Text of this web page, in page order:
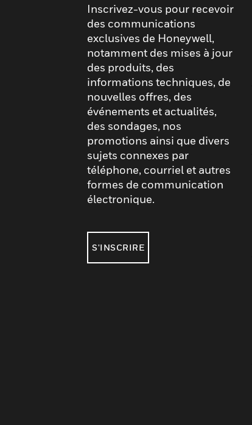
Inscrivez-vous pour recevoir
des communications
exclusives de Honeywell,
notamment des mises à jour
des produits, des
informations techniques, de
nouvelles offres, des
événements et actualités,
des sondages, nos
promotions ainsi que divers
sujets connexes par
téléphone, courriel et autres
formes de communication
électronique.
S'INSCRIRE